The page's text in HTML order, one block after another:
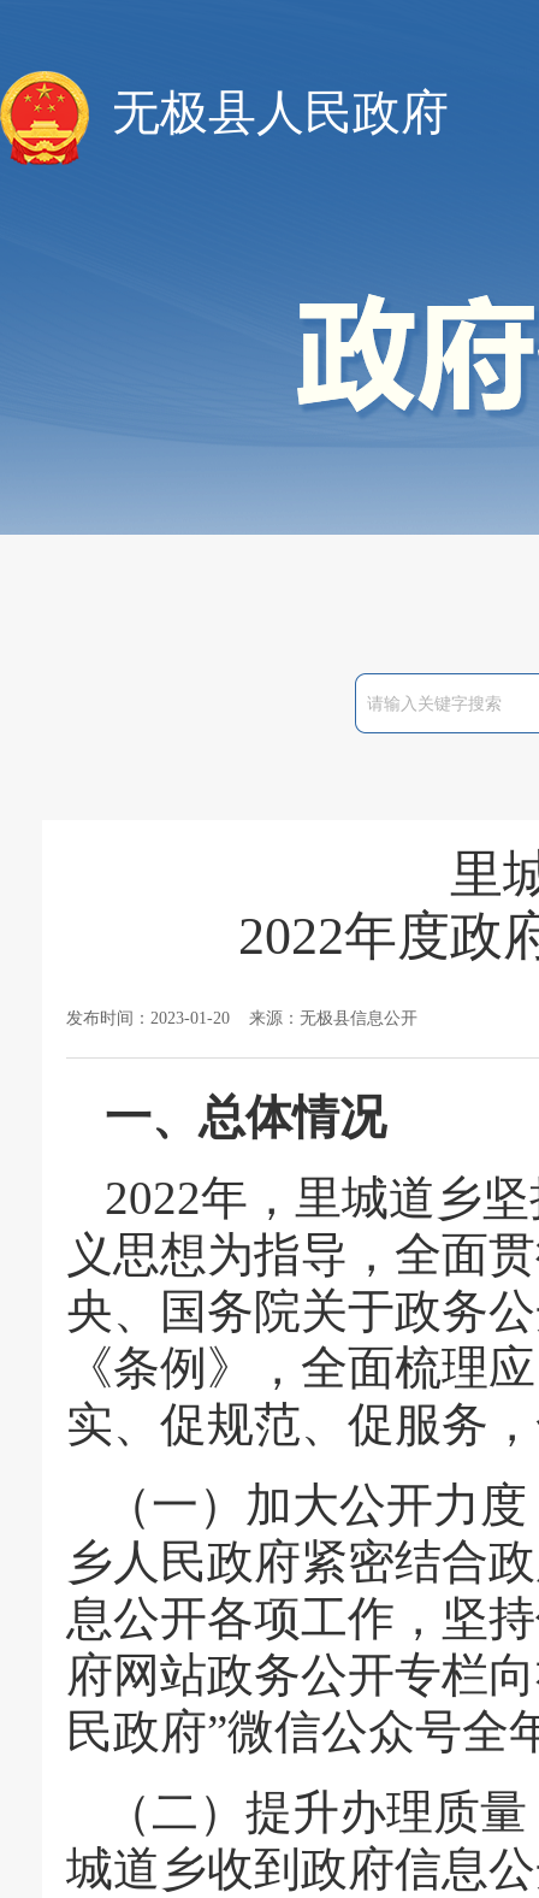
无极县人民政府
里
2022年度政
发布时间：2023-01-20 来源：无极县信息公开
一、总体情况
2022年，里城道乡
义思想为指导，全面
央、国务院关于政务
《条例》，全面梳理
实、促规范、促服务
（一）加大公开力
乡人民政府紧密结合
息公开各项工作，坚
府网站政务公开专栏
民政府”微信公众号全
（二）提升办理质
城道乡收到政府信息